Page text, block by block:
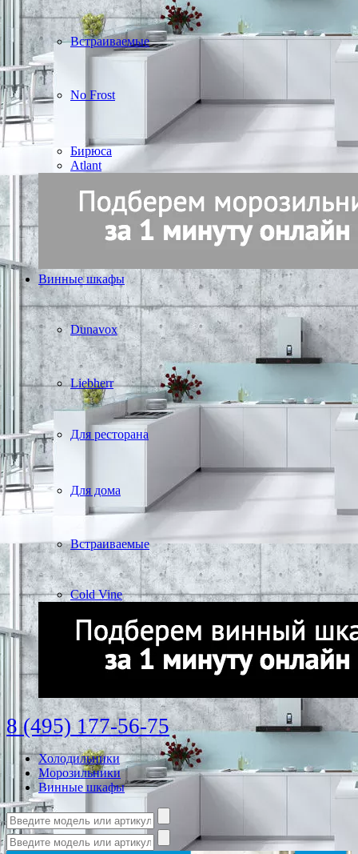
Встраиваемые
No Frost
Бирюса
Atlant
Винные шкафы
Dunavox
Liebherr
Для ресторана
Для дома
Встраиваемые
Cold Vine
8 (495) 177-56-75
Холодильники
Морозильники
Винные шкафы